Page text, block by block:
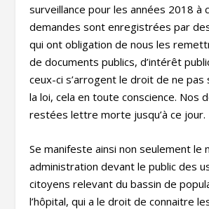
surveillance pour les années 2018 à
demandes sont enregistrées par
qui ont obligation de nous les
de documents publics, d’intérêt
ceux-ci s’arrogent le droit de ne pas
la loi, cela en toute conscience. Nos
restées lettre morte jusqu’à ce jour.
Se manifeste ainsi non seulement le
administration devant le public des
citoyens relevant du bassin de
l’hôpital, qui a le droit de connaitre